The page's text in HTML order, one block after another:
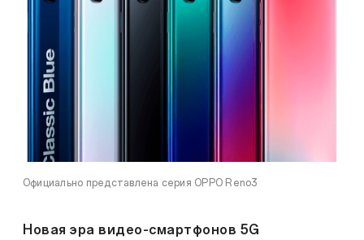
Официально представлена серия OPPO Reno3
Новая эра видео-смартфонов 5G